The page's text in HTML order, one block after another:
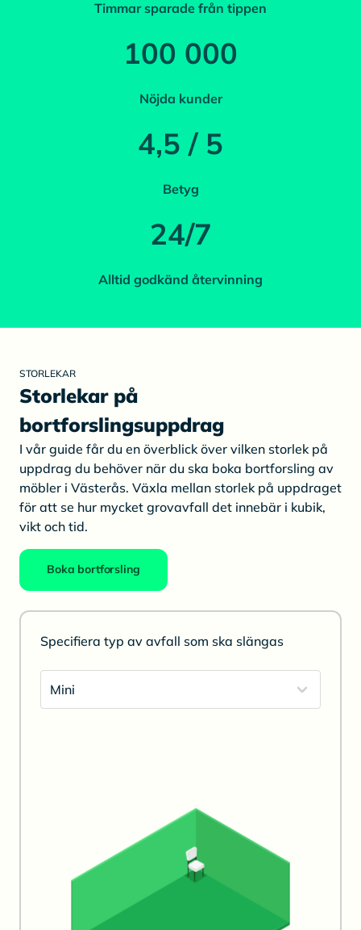
Timmar sparade från tippen
100 000
Nöjda kunder
4,5 / 5
Betyg
24/7
Alltid godkänd återvinning
STORLEKAR
Storlekar på
bortforslingsuppdrag
I vår guide får du en överblick över vilken storlek på
uppdrag du behöver när du ska boka bortforsling av
möbler i Västerås. Växla mellan storlek på uppdraget
för att se hur mycket grovavfall det innebär i kubik,
vikt och tid.
Boka bortforsling
Specifiera typ av avfall som ska slängas